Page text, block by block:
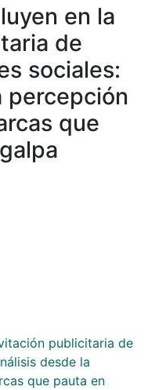
en la
de
sociales:
percepción
que
publicitaria de
desde la
que pauta en